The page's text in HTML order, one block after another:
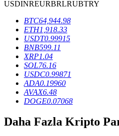
BTR Kilitleme
BTR sahiplerine özel yatırımlar
USDINREURBRLRUBTRY
BTC64,944.98
ETH1,918.33
USDT0.99915
BNB599.11
XRP1.04
SOL76.16
USDC0.99871
ADA0.19960
AVAX6.48
DOGE0.07068
Daha Fazla Kripto